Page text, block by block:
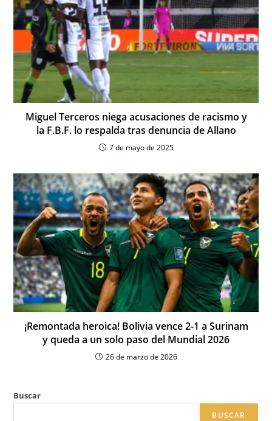
Miguel Terceros niega acusaciones de racismo y
la F.B.F. lo respalda tras denuncia de Allano
7 de mayo de 2025
¡Remontada heroica! Bolivia vence 2-1 a Surinam
y queda a un solo paso del Mundial 2026
26 de marzo de 2026
Buscar
BUSCAR